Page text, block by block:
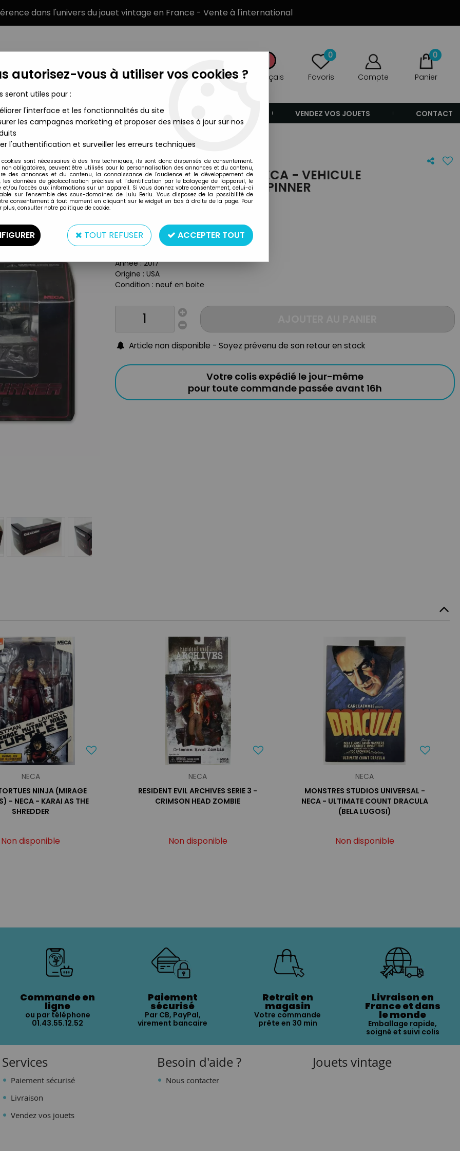
dans l'univers du jouet vintage en France - Vente à l'international
Français
0
Favoris Compte
0
Panier
MARQUES TYPE DE PRODUIT VENDEZ VOS JOUETS CONTACT
15cm - Spinner
NECA
BLADE RUNNER 2049 - NECA - VEHICULE
CINEMACHINES 15CM - SPINNER
Type : vehicule
Taille : 15 cm
Année : 2017
Origine : USA
Condition : neuf en boite
Article non disponible - Soyez prévenu de son retour en stock
Votre colis expédié le jour-même
pour toute commande passée avant 16h
NECA
NINJA (MIRAGE
- NECA - KARAI AS THE
SHREDDER
Non disponible
NECA
RESIDENT EVIL ARCHIVES SERIE 3 -
CRIMSON HEAD ZOMBIE
Non disponible
NECA
MONSTRES STUDIOS UNIVERSAL -
NECA - ULTIMATE COUNT DRACULA
(BELA LUGOSI)
Non disponible
Commande en
ligne
ou par téléphone
01.43.55.12.52
Paiement
sécurisé
Par CB, PayPal,
virement bancaire
Retrait en
magasin
Votre commande
prête en 30 min
Livraison en
France et dans
le monde
Emballage rapide,
soigné et suivi colis
Services
Paiement sécurisé
Livraison
Vendez vos jouets
Besoin d'aide ?
Nous contacter
Jouets vintage
autorisez-vous à utiliser vos cookies ?
seront utiles pour :
l'interface et les fonctionnalités du site
les campagnes marketing et proposer des mises à jour sur nos
l'authentification et surveiller les erreurs techniques
cookies sont nécessaires à des fins techniques, ils sont donc dispensés de consentement.
non obligatoires, peuvent être utilisés pour la personnalisation des annonces et du contenu,
des annonces et du contenu, la connaissance de l'audience et le développement de
les données de géolocalisation précises et l'identification par le balayage de l'appareil, le
et/ou l'accès aux informations sur un appareil. Si vous donnez votre consentement, celui-ci
sur l’ensemble des sous-domaines de Lulu Berlu. Vous disposez de la possibilité de
consentement à tout moment en cliquant sur le widget en bas à droite de la page. Pour
plus, consulter notre politique de cookie.
TOUT REFUSER ACCEPTER TOUT